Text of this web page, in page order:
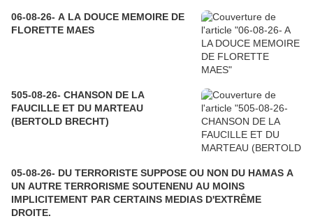
06-08-26- A LA DOUCE MEMOIRE DE
FLORETTE MAES
505-08-26- CHANSON DE LA
FAUCILLE ET DU MARTEAU
(BERTOLD BRECHT)
05-08-26- DU TERRORISTE SUPPOSE OU NON DU HAMAS A
UN AUTRE TERRORISME SOUTENENU AU MOINS
IMPLICITEMENT PAR CERTAINS MEDIAS D'EXTRÊME
DROITE.